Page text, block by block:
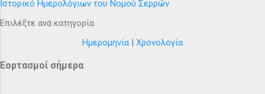
Ιστορικό Ημερολόγιων του Νομού Σερρών
Επιλέξτε ανά κατηγορία
Ημερομηνία | Χρονολογία
Εορτασμοί σήμερα